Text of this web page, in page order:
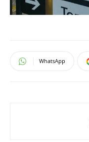
WhatsApp